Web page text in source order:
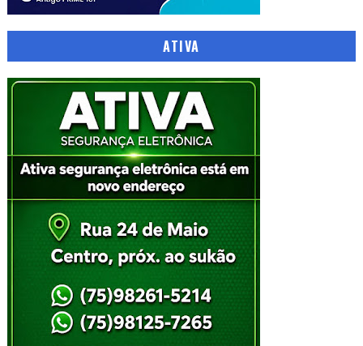
ATIVA